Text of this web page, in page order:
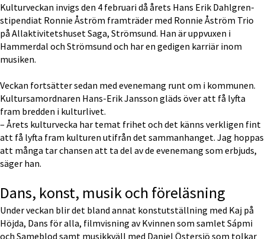
Kulturveckan invigs den 4 februari då årets Hans Erik Dahlgren-
stipendiat Ronnie Åström framträder med Ronnie Åström Trio
på Allaktivitetshuset Saga, Strömsund. Han är uppvuxen i
Hammerdal och Strömsund och har en gedigen karriär inom
musiken.
Veckan fortsätter sedan med evenemang runt om i kommunen.
Kultursamordnaren Hans-Erik Jansson gläds över att få lyfta
fram bredden i kulturlivet.
– Årets kulturvecka har temat frihet och det känns verkligen fint
att få lyfta fram kulturen utifrån det sammanhanget. Jag hoppas
att många tar chansen att ta del av de evenemang som erbjuds,
säger han.
Dans, konst, musik och föreläsning
Under veckan blir det bland annat konstutställning med Kaj på
Höjda, Dans för alla, filmvisning av Kvinnen som samlet Sápmi
och Sameblod samt musikkväll med Daniel Östersjö som tolkar